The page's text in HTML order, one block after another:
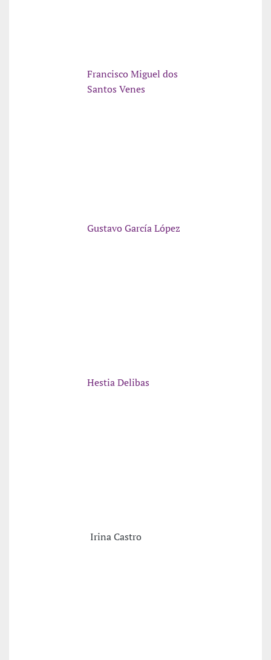
Francisco Miguel dos
Santos Venes
Gustavo García López
Hestia Delibas
Irina Castro